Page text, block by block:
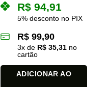
R$ 94,91
5% desconto no PIX
R$ 99,90
3x de R$ 35,31 no
cartão
ADICIONAR AO